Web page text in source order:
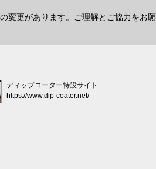
変更があります。ご理解とご協力をお願
ディップコーター特設サイト
https://www.dip-coater.net/